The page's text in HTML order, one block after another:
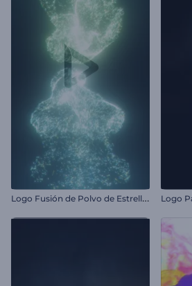
L
ogo Fusión de Polvo de Estrellas